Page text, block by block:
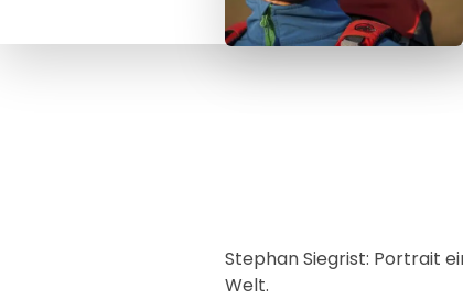
Stephan Siegrist: Portrait
Welt.